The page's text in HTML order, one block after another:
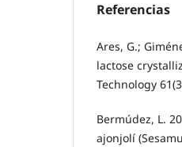
Referencias
Ares, G.;
lactose
Technology
Bermúdez, L.
ajonjolí